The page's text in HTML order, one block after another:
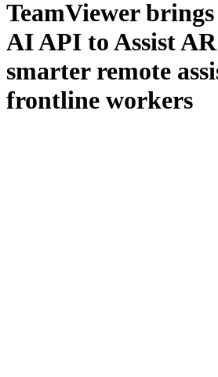
TeamViewer
AI API to Assist
smarter remote
frontline workers